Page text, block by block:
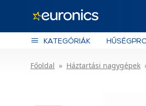
KATEGÓRIÁK
Főoldal Háztartási nagygépek